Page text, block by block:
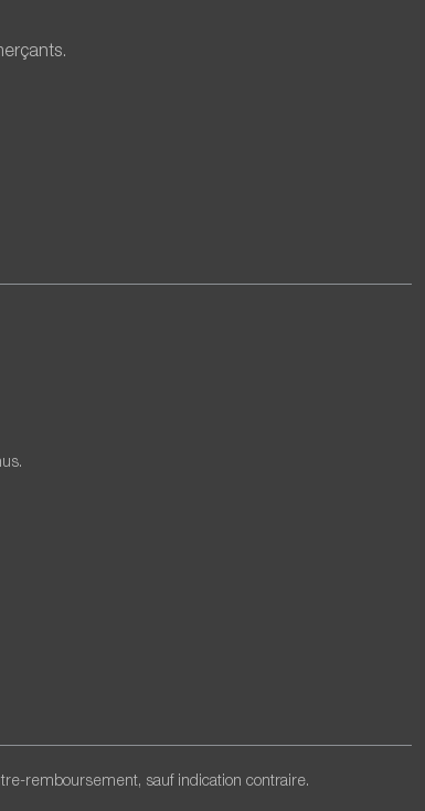
remboursement, sauf indication contraire.